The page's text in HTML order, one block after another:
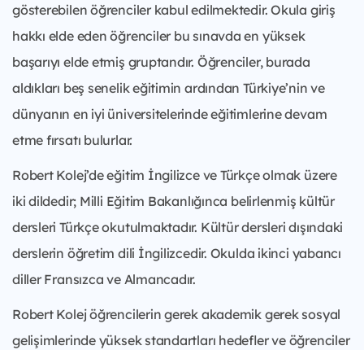
gösterebilen öğrenciler kabul edilmektedir. Okula giriş
hakkı elde eden öğrenciler bu sınavda en yüksek
başarıyı elde etmiş gruptandır. Öğrenciler, burada
aldıkları beş senelik eğitimin ardından Türkiye’nin ve
dünyanın en iyi üniversitelerinde eğitimlerine devam
etme fırsatı bulurlar.
Robert Kolej’de eğitim İngilizce ve Türkçe olmak üzere
iki dildedir; Milli Eğitim Bakanlığınca belirlenmiş kültür
dersleri Türkçe okutulmaktadır. Kültür dersleri dışındaki
derslerin öğretim dili İngilizcedir. Okulda ikinci yabancı
diller Fransızca ve Almancadır.
Robert Kolej öğrencilerin gerek akademik gerek sosyal
gelişimlerinde yüksek standartları hedefler ve öğrenciler